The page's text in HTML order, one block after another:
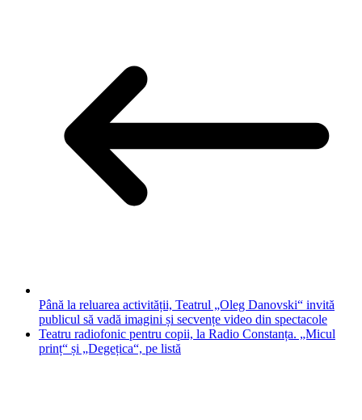
Până la reluarea activității, Teatrul „Oleg Danovski“ invită
publicul să vadă imagini și secvențe video din spectacole
Teatru radiofonic pentru copii, la Radio Constanța. „Micul
prinț“ și „Degețica“, pe listă